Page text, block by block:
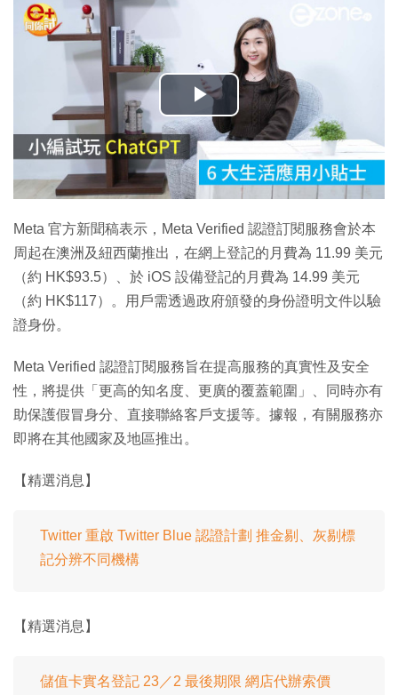
播
放
影
片
Meta 官方新聞稿表示，Meta Verified 認證訂閱服務會於本
周起在澳洲及紐西蘭推出，在網上登記的月費為 11.99 美元
（約 HK$93.5）、於 iOS 設備登記的月費為 14.99 美元
（約 HK$117）。用戶需透過政府頒發的身份證明文件以驗
證身份。
Meta Verified 認證訂閱服務旨在提高服務的真實性及安全
性，將提供「更高的知名度、更廣的覆蓋範圍」、同時亦有
助保護假冒身分、直接聯絡客戶支援等。據報，有關服務亦
即將在其他國家及地區推出。
【精選消息】
Twitter 重啟 Twitter Blue 認證計劃 推金剔、灰剔標
記分辨不同機構
【精選消息】
儲值卡實名登記 23／2 最後期限 網店代辦索價